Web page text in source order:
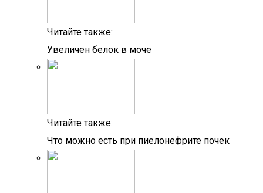
Читайте также:
Увеличен белок в моче
Читайте также:
Что можно есть при пиелонефрите почек